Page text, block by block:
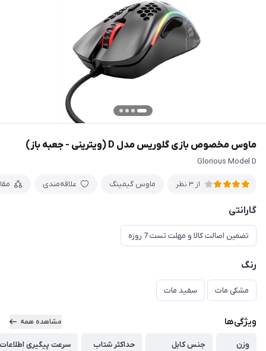
ماوس مخصوص بازی گلوریس مدل D (ویترینی - جعبه باز)
Glorious Model D
از 3 نظر ماوس گیمینگ علاقه‌مندی
گارانتی
تضمین اصالت کالا و مهلت تست 7 روزه
رنگ
مشکی مات سفید مات
ویژگی‌ها مشاهده همه
وزن
جنس کابل
حداکثر شتاب
سرعت پیگیری اطلاعات